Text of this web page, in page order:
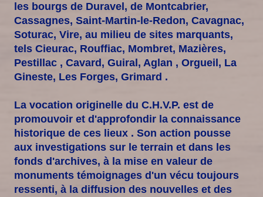
les bourgs de Duravel, de Montcabrier,
Cassagnes, Saint-Martin-le-Redon, Cavagnac,
Soturac, Vire, au milieu de sites marquants,
tels Cieurac, Rouffiac, Mombret, Mazières,
Pestillac , Cavard, Guiral, Aglan , Orgueil, La
Gineste, Les Forges, Grimard .
La vocation originelle du C.H.V.P. est de
promouvoir et d'approfondir la connaissance
historique de ces lieux . Son action pousse
aux investigations sur le terrain et dans les
fonds d'archives, à la mise en valeur de
monuments témoignages d'un vécu toujours
ressenti, à la diffusion des nouvelles et des